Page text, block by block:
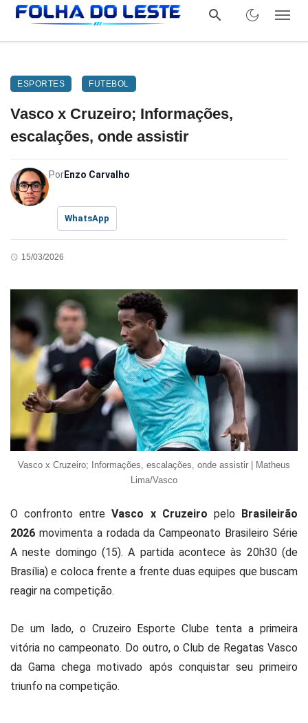
ESPORTES FUTEBOL
Vasco x Cruzeiro; Informações,
escalações, onde assistir
PorEnzo Carvalho
WhatsApp
15/03/2026
Vasco x Cruzeiro; Informações, escalações, onde assistir | Matheus
Lima/Vasco
O confronto entreVasco x Cruzeiro pelo Brasileirão
2026 movimenta a rodada daCampeonato Brasileiro Série
A neste domingo (15). A partida acontece às 20h30 (de
Brasília) e coloca frente a frente duas equipes que buscam
reagir na competição.
De um lado, o Cruzeiro Esporte Clube tenta a primeira
vitória no campeonato. Do outro, oClub de Regatas Vasco
da Gama chega motivado após conquistar seu primeiro
triunfo na competição.